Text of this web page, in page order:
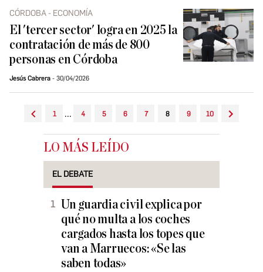
CÓRDOBA - ECONOMÍA
El 'tercer sector' logra en 2025 la
contratación de más de 800
personas en Córdoba
Jesús Cabrera 30/04/2026
1 ... 4 5 6 7 8 9 10
LO MÁS LEÍDO
EL DEBATE
Un guardia civil explica por
qué no multa a los coches
cargados hasta los topes que
van a Marruecos: «Se las
saben todas»